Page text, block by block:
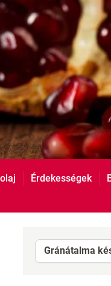
Érdekességek
Gránátalma